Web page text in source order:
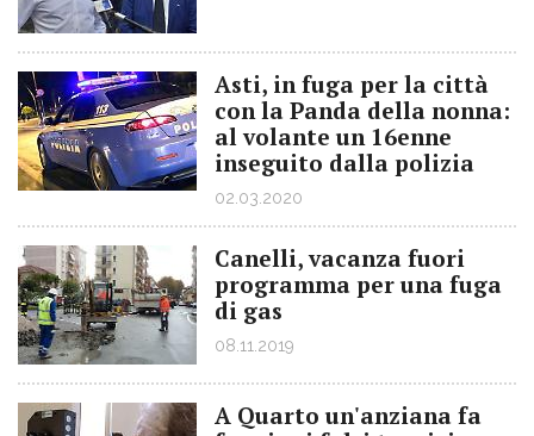
Asti, in fuga per la città
con la Panda della nonna:
al volante un 16enne
inseguito dalla polizia
02.03.2020
Canelli, vacanza fuori
programma per una fuga
di gas
08.11.2019
A Quarto un'anziana fa